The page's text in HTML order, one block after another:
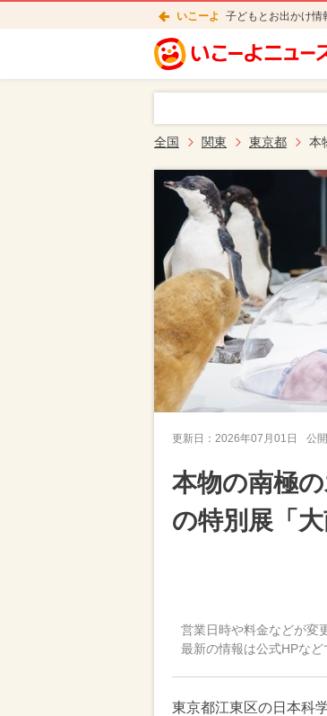
いこーよ 子どもとお出かけ情
全国 関東 東京都 本
更新日： 2026年07月01日 公
本物の南極
の特別展「
営業日時や料金などが変
最新の情報は公式HPなど
東京都江東区の日本科